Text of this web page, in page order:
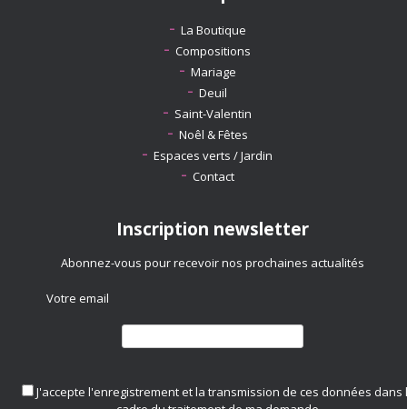
La Boutique
Compositions
Mariage
Deuil
Saint-Valentin
Noêl & Fêtes
Espaces verts / Jardin
Contact
Inscription newsletter
Abonnez-vous pour recevoir nos prochaines actualités
Votre email
J'accepte l'enregistrement et la transmission de ces données dans